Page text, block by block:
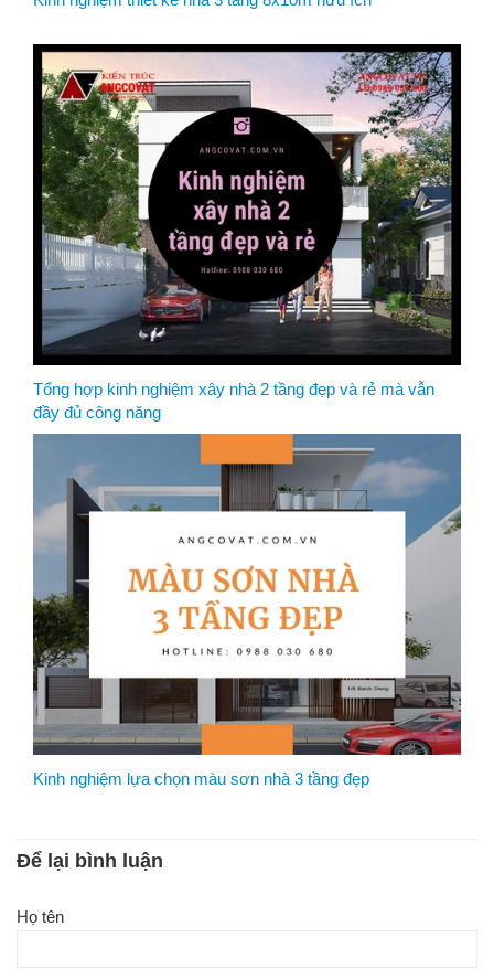
Tổng hợp kinh nghiệm xây nhà 2 tầng đẹp và rẻ mà vẫn
đầy đủ công năng
Kinh nghiệm lựa chọn màu sơn nhà 3 tầng đẹp
Để lại bình luận
Họ tên